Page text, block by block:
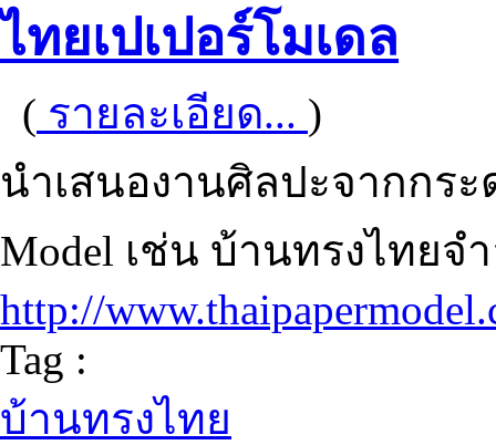
ไทยเปเปอร์โมเดล
( รายละเอียด... )
นำเสนองานศิลปะจากกระ
Model เช่น บ้านทรงไทย
http://
Tag :
บ้านทรงไทย